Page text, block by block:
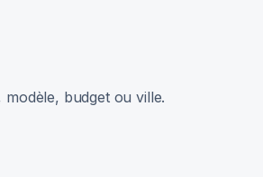
budget ou ville.